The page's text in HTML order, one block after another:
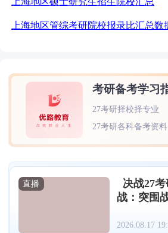
上海地区管综考研院校报录比汇总数
考研备考学习
27考研择校择专业
27考研各科备考资料
直播
决战27
战：突围
2026.08.17